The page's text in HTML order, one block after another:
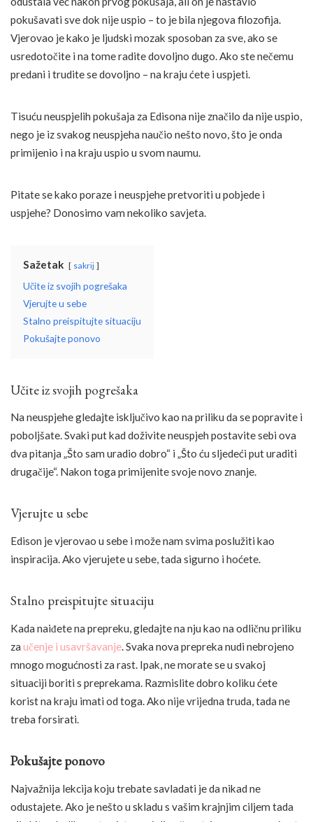
pokušavati sve dok nije uspio – to je bila njegova filozofija.
Vjerovao je kako je ljudski mozak sposoban za sve, ako se
usredotočite i na tome radite dovoljno dugo. Ako ste nečemu
predani i trudite se dovoljno – na kraju ćete i uspjeti.
Tisuću neuspjelih pokušaja za Edisona nije značilo da nije uspio,
nego je iz svakog neuspjeha naučio nešto novo, što je onda
primijenio i na kraju uspio u svom naumu.
Pitate se kako poraze i neuspjehe pretvoriti u pobjede i
uspjehe? Donosimo vam nekoliko savjeta.
Sažetak sakrij
Učite iz svojih pogrešaka
Vjerujte u sebe
Stalno preispitujte situaciju
Pokušajte ponovo
Učite iz svojih pogrešaka
Na neuspjehe gledajte isključivo kao na priliku da se popravite i
poboljšate. Svaki put kad doživite neuspjeh postavite sebi ova
dva pitanja „Što sam uradio dobro“ i „Što ću sljedeći put uraditi
drugačije“. Nakon toga primijenite svoje novo znanje.
Vjerujte u sebe
Edison je vjerovao u sebe i može nam svima poslužiti kao
inspiracija. Ako vjerujete u sebe, tada sigurno i hoćete.
Stalno preispitujte situaciju
Kada naiđete na prepreku, gledajte na nju kao na odličnu priliku
za učenje i usavršavanje. Svaka nova prepreka nudi nebrojeno
mnogo mogućnosti za rast. Ipak, ne morate se u svakoj
situaciji boriti s preprekama. Razmislite dobro koliku ćete
korist na kraju imati od toga. Ako nije vrijedna truda, tada ne
treba forsirati.
Pokušajte ponovo
Najvažnija lekcija koju trebate savladati je da nikad ne
odustajete. Ako je nešto u skladu s vašim krajnjim ciljem tada